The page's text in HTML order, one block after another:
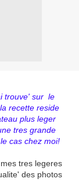
trouve' sur le
recette reside
plus leger
tres grande
cas chez moi!
tres legeres
des photos